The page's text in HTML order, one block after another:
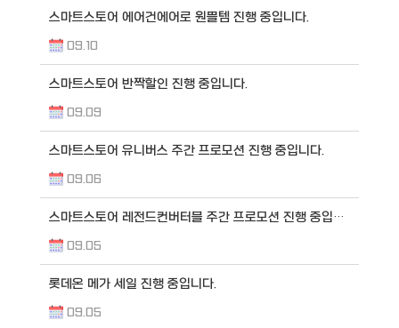
스마트스토어 에어건에어로 원쁠템 진행 중입니다.
09.10
스마트스토어 반짝할인 진행 중입니다.
09.09
스마트스토어 유니버스 주간 프로모션 진행 중입니다.
09.06
스마트스토어 레전드컨버터블 주간 프로모션 진행 중입니다.
09.05
롯데온 메가 세일 진행 중입니다.
09.05